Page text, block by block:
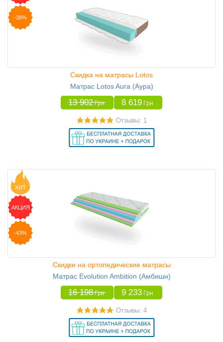
-38%
Скидка на матрасы Lotos
Матрас Lotos Aura (Аура)
13 902 Грн 8 619 Грн
Отзывы: 1
ХИТ
АКЦИЯ
-43%
Скидки на ортопедические матрасы
Матрас Evolution Ambition (Амбишн)
16 198 Грн 9 233 Грн
Отзывы: 4